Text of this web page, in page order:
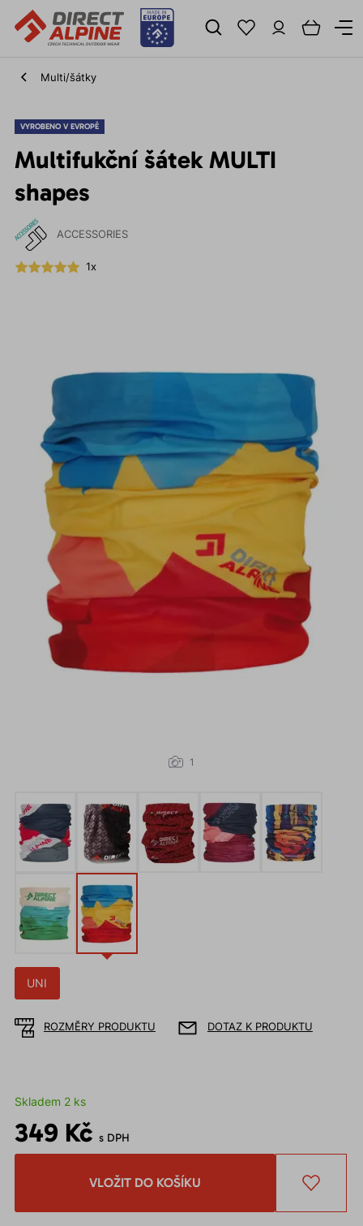
Multi/šátky
VYROBENO V EVROPĚ
Multifukční šátek MULTI
shapes
ACCESSORIES
1x
1
UNI
ROZMĚRY PRODUKTU DOTAZ K PRODUKTU
Skladem 2 ks
349 Kč s DPH
VLOŽIT DO KOŠÍKU